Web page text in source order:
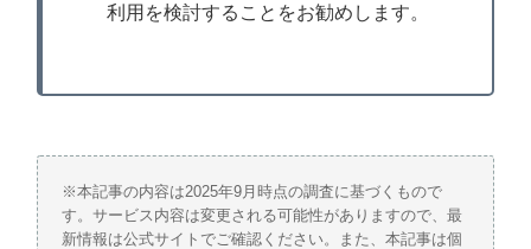
利用を検討することをお勧めします。
※本記事の内容は2025年9月時点の調査に基づくもので
す。サービス内容は変更される可能性がありますので、最
新情報は公式サイトでご確認ください。また、本記事は個